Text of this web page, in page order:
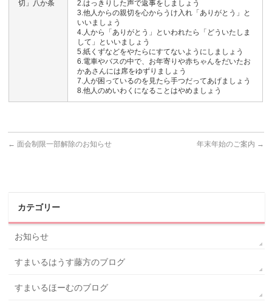
切」八か条
2.はっきりした声で返事をしましょう
3.他人からの親切を心からうけ入れ「ありがとう」と
いいましょう
4.人から「ありがとう」といわれたら「どういたしま
して」といいましょう
5.紙くずなどをやたらにすてないようにしましょう
6.電車やバスの中で、お年寄りや赤ちゃんをだいたお
かあさんには席をゆずりましょう
7.人が困っているのを見たら手つだってあげましょう
8.他人のめいわくになることはやめましょう
← 面会制限一部解除のお知らせ 年末年始のご案内 →
カテゴリー
お知らせ
すまいるはうす藤方のブログ
すまいるほーむのブログ